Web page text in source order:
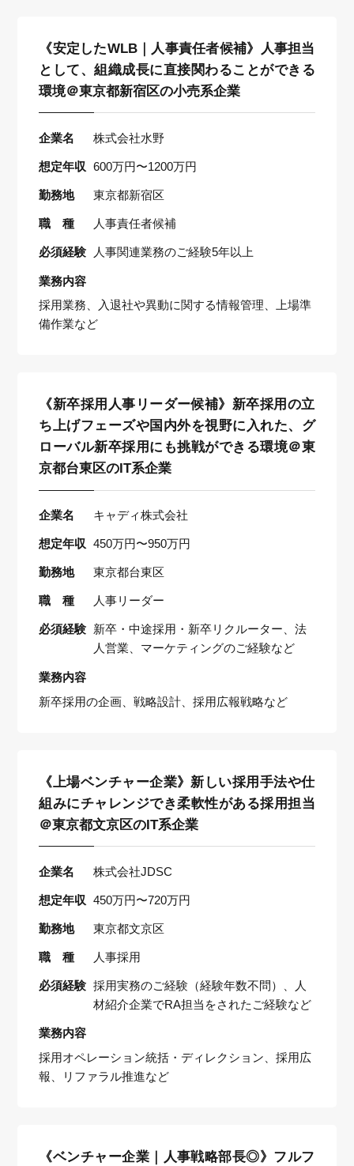
《安定したWLB｜人事責任者候補》人事担当
として、組織成長に直接関わることができる
環境＠東京都新宿区の小売系企業
企業名 株式会社水野
想定年収 600万円〜1200万円
勤務地 東京都新宿区
職 種 人事責任者候補
必須経験 人事関連業務のご経験5年以上
業務内容
採用業務、入退社や異動に関する情報管理、上場準
備作業など
《新卒採用人事リーダー候補》新卒採用の立
ち上げフェーズや国内外を視野に入れた、グ
ローバル新卒採用にも挑戦ができる環境＠東
京都台東区のIT系企業
企業名 キャディ株式会社
想定年収 450万円〜950万円
勤務地 東京都台東区
職 種 人事リーダー
必須経験 新卒・中途採用・新卒リクルーター、法
人営業、マーケティングのご経験など
業務内容
新卒採用の企画、戦略設計、採用広報戦略など
《上場ベンチャー企業》新しい採用手法や仕
組みにチャレンジでき柔軟性がある採用担当
＠東京都文京区のIT系企業
企業名 株式会社JDSC
想定年収 450万円〜720万円
勤務地 東京都文京区
職 種 人事採用
必須経験 採用実務のご経験（経験年数不問）、人
材紹介企業でRA担当をされたご経験など
業務内容
採用オペレーション統括・ディレクション、採用広
報、リファラル推進など
《ベンチャー企業｜人事戦略部長◎》フルフ